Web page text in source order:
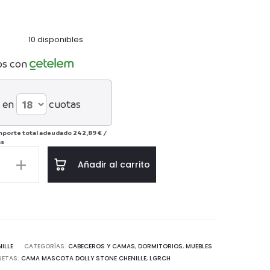
10 disponibles
con
cuotas
total adeudado 242,89 € /
Añadir al carrito
CATEGORÍAS: CABECEROS Y CAMAS, DORMITORIOS, MUEBLES
CAMA MASCOTA DOLLY STONE CHENILLE, LGRCH